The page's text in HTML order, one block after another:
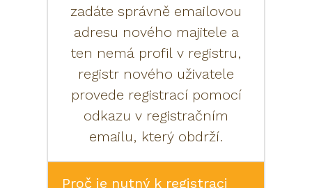
zadáte správně emailovou
adresu nového majitele a
ten nemá profil v registru,
registr nového uživatele
provede registrací pomocí
odkazu v registračním
emailu, který obdrží.
Proč je nutný k registraci